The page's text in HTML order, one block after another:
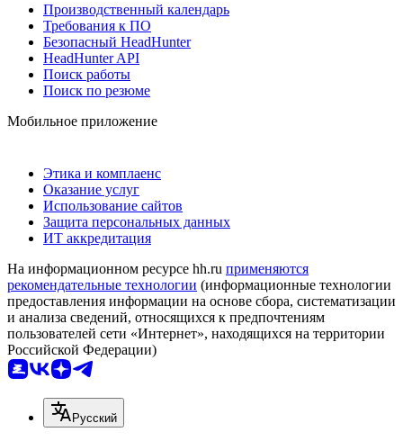
Производственный календарь
Требования к ПО
Безопасный HeadHunter
HeadHunter API
Поиск работы
Поиск по резюме
Мобильное приложение
Этика и комплаенс
Оказание услуг
Использование сайтов
Защита персональных данных
ИТ аккредитация
На информационном ресурсе hh.ru применяются
рекомендательные технологии (информационные технологии
предоставления информации на основе сбора, систематизации
и анализа сведений, относящихся к предпочтениям
пользователей сети «Интернет», находящихся на территории
Российской Федерации)
Русский